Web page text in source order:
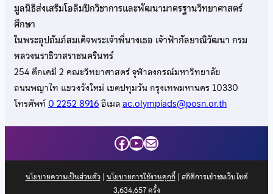
มูลนิธิส่งเสริมโอลิมปิกวิชาการและพัฒนามาตรฐานวิทยาศาสตร์
ศึกษา
ในพระอุปถัมภ์สมเด็จพระเจ้าพี่นางเธอ เจ้าฟ้ากัลยาณิวัฒนา กรม
หลวงนราธิวาสราชนครินทร์
254 ตึกเคมี 2 คณะวิทยาศาสตร์ จุฬาลงกรณ์มหาวิทยาลัย
ถนนพญาไท แขวงวังใหม่ เขตปทุมวัน กรุงเทพมหานคร 10330
โทรศัพท์0 2252 8916อีเมลac.olympiads@posn.or.th
Facebook
YouTube
Mail
นโยบายความเป็นส่วนตัว| นโยบายการใช้งานคุกกี้| สถิติการเข้าชมเว็บไซต์
3,634,657ครั้ง